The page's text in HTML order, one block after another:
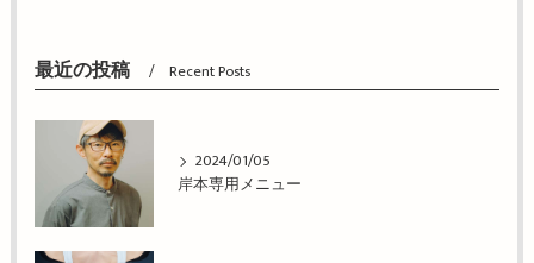
最近の投稿 Recent Posts
2024/01/05
岸本専用メニュー